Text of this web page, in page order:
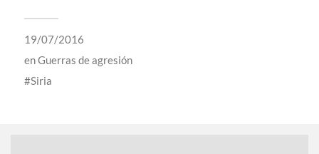
19/07/2016
enGuerras de agresión
Siria